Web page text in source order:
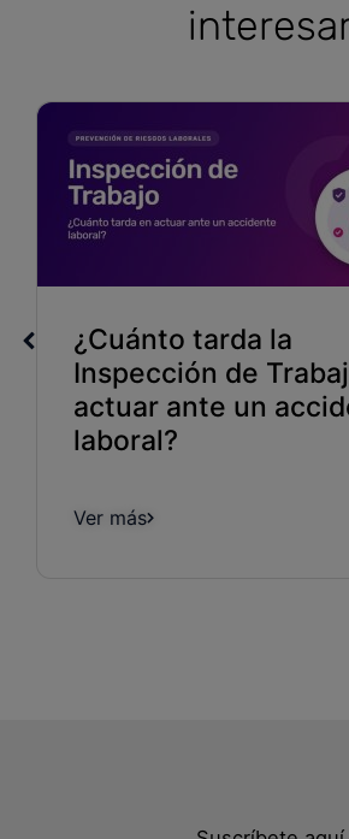
¿Cuánto tarda la
Inspección de
actuar ante un
laboral?
Ver más